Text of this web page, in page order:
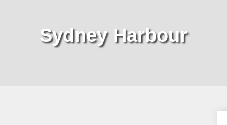
Sydney Harbour